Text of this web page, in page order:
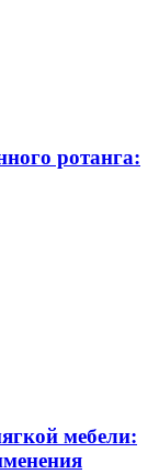
ротанга:
мебели: